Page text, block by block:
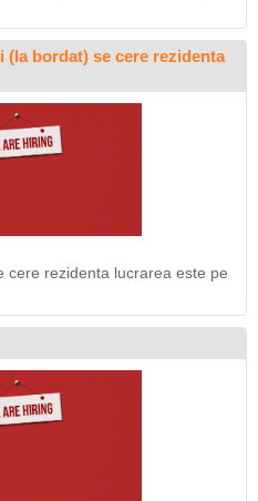
(la bordat) se cere rezidenta
cere rezidenta lucrarea este pe